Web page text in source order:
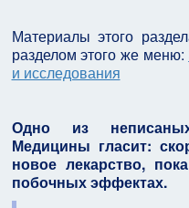
Материалы этого
разделом этого же меню:
и исследования
Одно из
Медицины гласит:
новое лекарство,
побочных эффектах.